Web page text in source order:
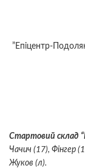
”Епіцентр-
Стартовий склад
Чачич (17), Фінгер
Жуков (л).